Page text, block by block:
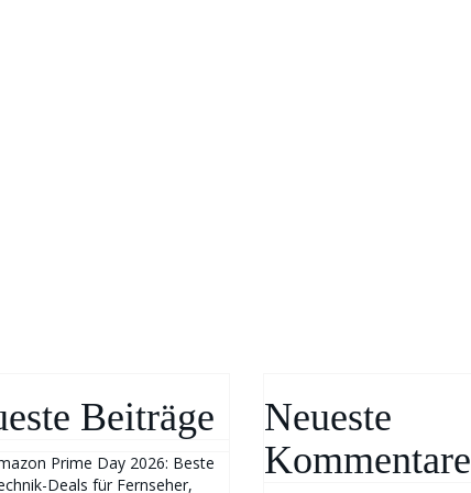
Beiträge
Prime Day 2026: Beste
Deals für Fernseher,
Neueste
Kommentare